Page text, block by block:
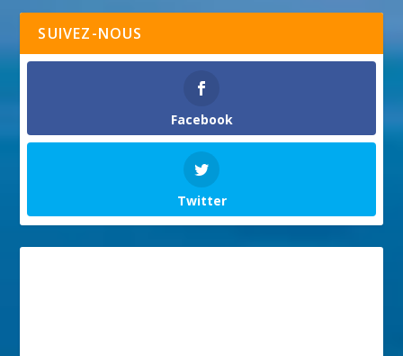
SUIVEZ-NOUS
Facebook
Twitter